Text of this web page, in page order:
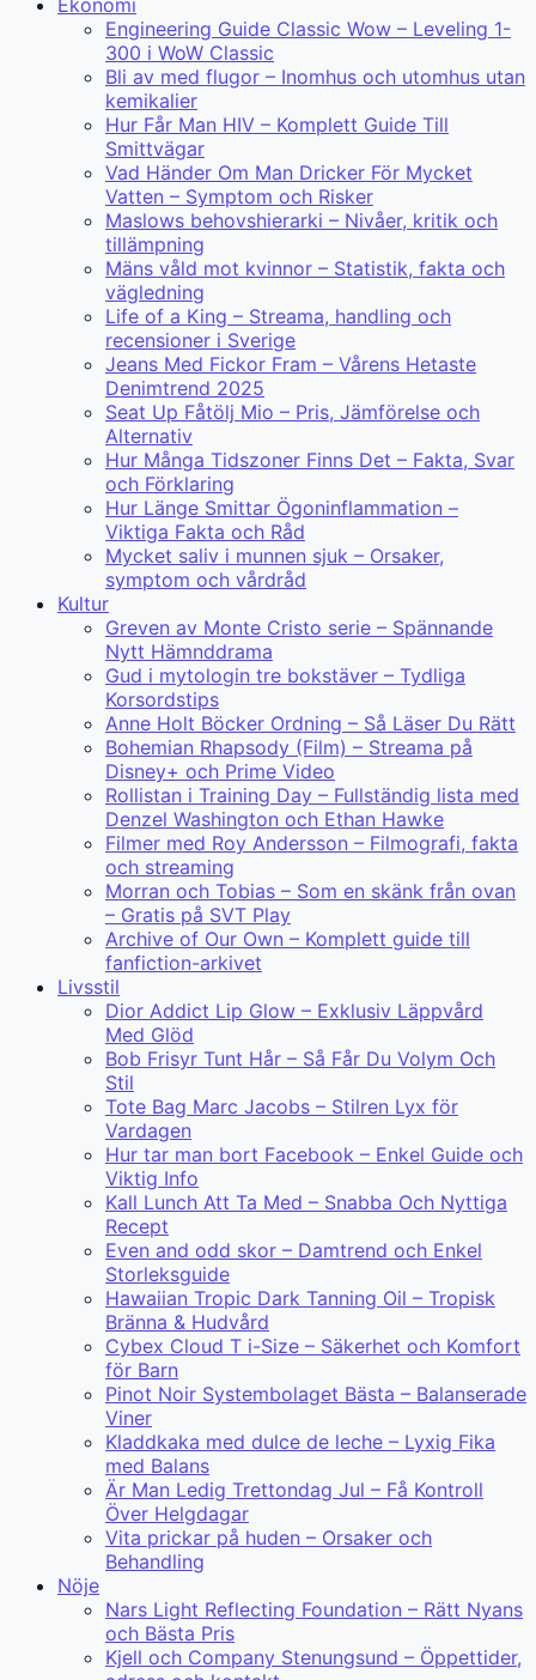
Ekonomi
Engineering Guide Classic Wow – Leveling 1-
300 i WoW Classic
Bli av med flugor – Inomhus och utomhus utan
kemikalier
Hur Får Man HIV – Komplett Guide Till
Smittvägar
Vad Händer Om Man Dricker För Mycket
Vatten – Symptom och Risker
Maslows behovshierarki – Nivåer, kritik och
tillämpning
Mäns våld mot kvinnor – Statistik, fakta och
vägledning
Life of a King – Streama, handling och
recensioner i Sverige
Jeans Med Fickor Fram – Vårens Hetaste
Denimtrend 2025
Seat Up Fåtölj Mio – Pris, Jämförelse och
Alternativ
Hur Många Tidszoner Finns Det – Fakta, Svar
och Förklaring
Hur Länge Smittar Ögoninflammation –
Viktiga Fakta och Råd
Mycket saliv i munnen sjuk – Orsaker,
symptom och vårdråd
Kultur
Greven av Monte Cristo serie – Spännande
Nytt Hämnddrama
Gud i mytologin tre bokstäver – Tydliga
Korsordstips
Anne Holt Böcker Ordning – Så Läser Du Rätt
Bohemian Rhapsody (Film) – Streama på
Disney+ och Prime Video
Rollistan i Training Day – Fullständig lista med
Denzel Washington och Ethan Hawke
Filmer med Roy Andersson – Filmografi, fakta
och streaming
Morran och Tobias – Som en skänk från ovan
– Gratis på SVT Play
Archive of Our Own – Komplett guide till
fanfiction-arkivet
Livsstil
Dior Addict Lip Glow – Exklusiv Läppvård
Med Glöd
Bob Frisyr Tunt Hår – Så Får Du Volym Och
Stil
Tote Bag Marc Jacobs – Stilren Lyx för
Vardagen
Hur tar man bort Facebook – Enkel Guide och
Viktig Info
Kall Lunch Att Ta Med – Snabba Och Nyttiga
Recept
Even and odd skor – Damtrend och Enkel
Storleksguide
Hawaiian Tropic Dark Tanning Oil – Tropisk
Bränna & Hudvård
Cybex Cloud T i-Size – Säkerhet och Komfort
för Barn
Pinot Noir Systembolaget Bästa – Balanserade
Viner
Kladdkaka med dulce de leche – Lyxig Fika
med Balans
Är Man Ledig Trettondag Jul – Få Kontroll
Över Helgdagar
Vita prickar på huden – Orsaker och
Behandling
Nöje
Nars Light Reflecting Foundation – Rätt Nyans
och Bästa Pris
Kjell och Company Stenungsund – Öppettider,